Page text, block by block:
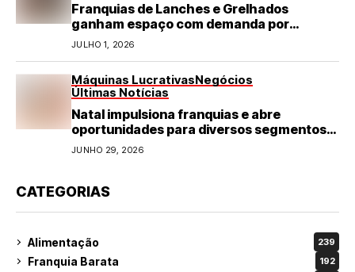
Franquias de Lanches e Grelhados
ganham espaço com demanda por
refeições rápidas e de qualidade
JULHO 1, 2026
Máquinas LucrativasNegócios
Últimas Notícias
Natal impulsiona franquias e abre
oportunidades para diversos segmentos
do varejo
JUNHO 29, 2026
CATEGORIAS
Alimentação 239
Franquia Barata 192